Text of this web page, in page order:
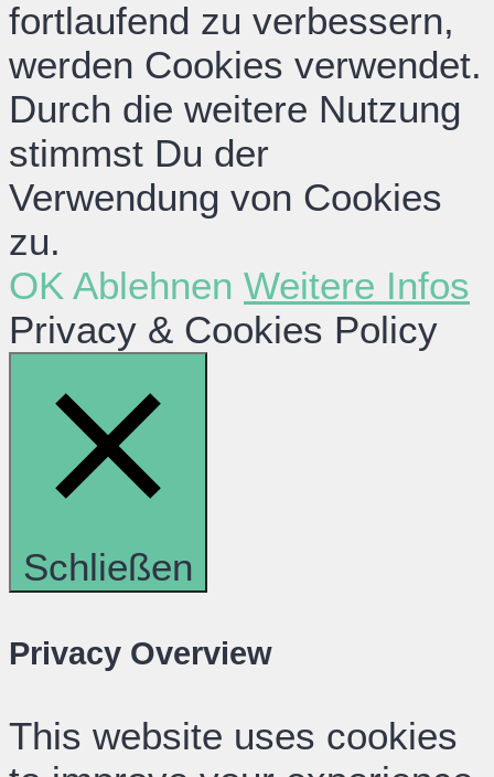
fortlaufend zu verbessern,
werden Cookies verwendet.
Durch die weitere Nutzung
stimmst Du der
Verwendung von Cookies
zu.
OK Ablehnen Weitere Infos
Privacy & Cookies Policy
Schließen
Privacy Overview
This website uses cookies